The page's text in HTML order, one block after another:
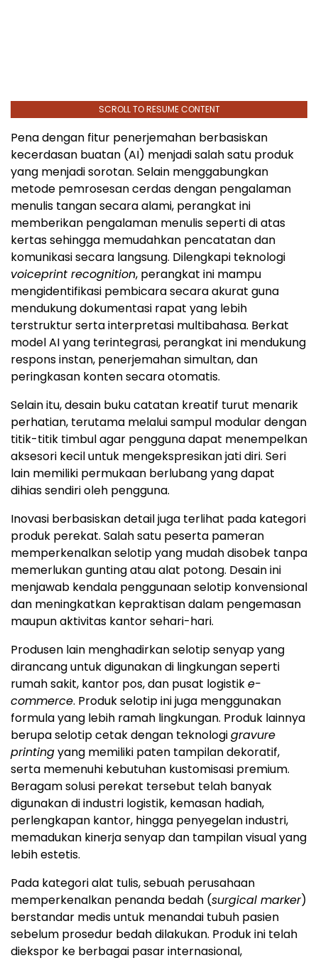
SCROLL TO RESUME CONTENT
Pena dengan fitur penerjemahan berbasiskan
kecerdasan buatan (AI) menjadi salah satu produk
yang menjadi sorotan. Selain menggabungkan
metode pemrosesan cerdas dengan pengalaman
menulis tangan secara alami, perangkat ini
memberikan pengalaman menulis seperti di atas
kertas sehingga memudahkan pencatatan dan
komunikasi secara langsung. Dilengkapi teknologi
voiceprint recognition, perangkat ini mampu
mengidentifikasi pembicara secara akurat guna
mendukung dokumentasi rapat yang lebih
terstruktur serta interpretasi multibahasa. Berkat
model AI yang terintegrasi, perangkat ini mendukung
respons instan, penerjemahan simultan, dan
peringkasan konten secara otomatis.
Selain itu, desain buku catatan kreatif turut menarik
perhatian, terutama melalui sampul modular dengan
titik-titik timbul agar pengguna dapat menempelkan
aksesori kecil untuk mengekspresikan jati diri. Seri
lain memiliki permukaan berlubang yang dapat
dihias sendiri oleh pengguna.
Inovasi berbasiskan detail juga terlihat pada kategori
produk perekat. Salah satu peserta pameran
memperkenalkan selotip yang mudah disobek tanpa
memerlukan gunting atau alat potong. Desain ini
menjawab kendala penggunaan selotip konvensional
dan meningkatkan kepraktisan dalam pengemasan
maupun aktivitas kantor sehari-hari.
Produsen lain menghadirkan selotip senyap yang
dirancang untuk digunakan di lingkungan seperti
rumah sakit, kantor pos, dan pusat logistike-
commerce. Produk selotip ini juga menggunakan
formula yang lebih ramah lingkungan. Produk lainnya
berupa selotip cetak dengan teknologigravure
printingyang memiliki paten tampilan dekoratif,
serta memenuhi kebutuhan kustomisasi premium.
Beragam solusi perekat tersebut telah banyak
digunakan di industri logistik, kemasan hadiah,
perlengkapan kantor, hingga penyegelan industri,
memadukan kinerja senyap dan tampilan visual yang
lebih estetis.
Pada kategori alat tulis, sebuah perusahaan
memperkenalkan penanda bedah (surgical marker)
berstandar medis untuk menandai tubuh pasien
sebelum prosedur bedah dilakukan. Produk ini telah
diekspor ke berbagai pasar internasional,